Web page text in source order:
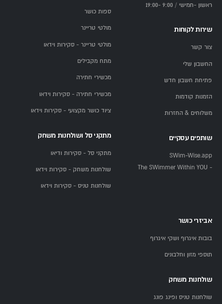
ראשון -חמישי / 9:00 -19:00
שירות לקוחות
צור קשר
החשבון שלי
פתיחת חשבון חדש
הזמנות קודמות
משלוחים & החזרות
שותפים עסקיים
SWim-Wise.app
- The SWimmer Within YOU
ספות כושר
מולטי טריינר
מולטי טריינר - סקירות וידאו
מתח מקבילים
מכשירי חתירה
מכשירי חתירה - סקירות וידאו
ציוד כושר מקצועי - סקירות וידאו
מתקני סל ושולחנות משחק
מתקני סל - סקירות ודיאו
שולחנות משחק - סקירות וידאו
שולחנות טניס - סקירות וידאו
אביזרי כושר
בובות איגרוף ושקי איגרוף
תוספי מזון וחלבונים
שולחנות משחק
שולחנות טניס ופינג פונג